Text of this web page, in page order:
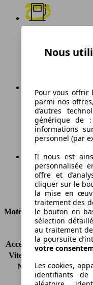
Carburant
202 g/km
Émissions de CO2
Ø 7.6 l/100km
Consommation
Moteur et Puissance
KW (CH)
Accélération (0-100 km/
Vitesse maximale (km/h)
Nombre de vitesses
Couple
Nous
Pour vous offrir
parmi nos
d’autres
générique de
informations
personnel (par
Il nous est
personnalisée
offre et
cliquer sur le
la mise en
traitement des
le bouton en
sélection
au traitement
la poursuite
votre
Les cookies,
identifiants de